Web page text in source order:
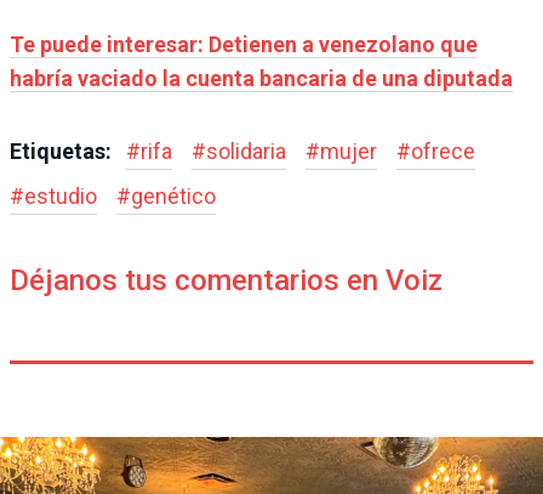
Te puede interesar: Detienen a venezolano que
habría vaciado la cuenta bancaria de una diputada
Etiquetas: #rifa #solidaria #mujer #ofrece
#estudio #genético
Déjanos tus comentarios en Voiz